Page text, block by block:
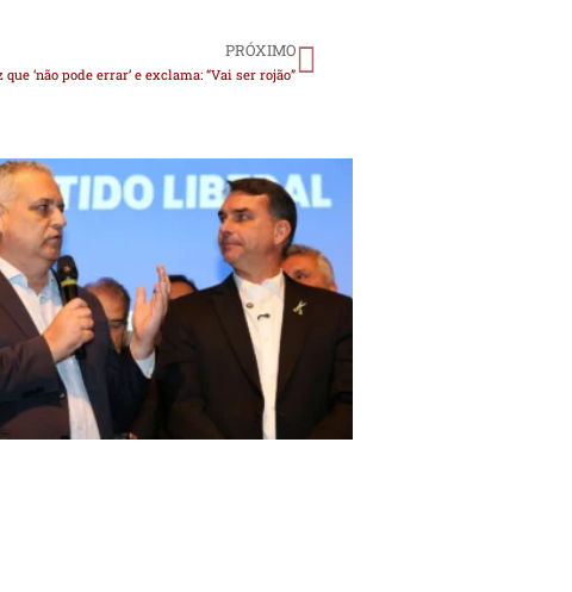
PRÓXIMO
‘não pode errar’ e exclama: “Vai ser rojão”